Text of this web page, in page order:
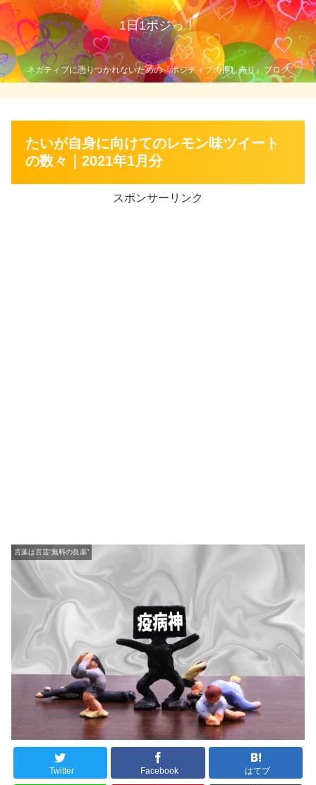
1日1ポジっ！
ネガティブに憑りつかれないための『ポジティブの押し売り』ブログ
たいが自身に向けてのレモン味ツイート
の数々｜2021年1月分
スポンサーリンク
言葉は言霊”無料の良薬”
Twitter Facebook はてブ